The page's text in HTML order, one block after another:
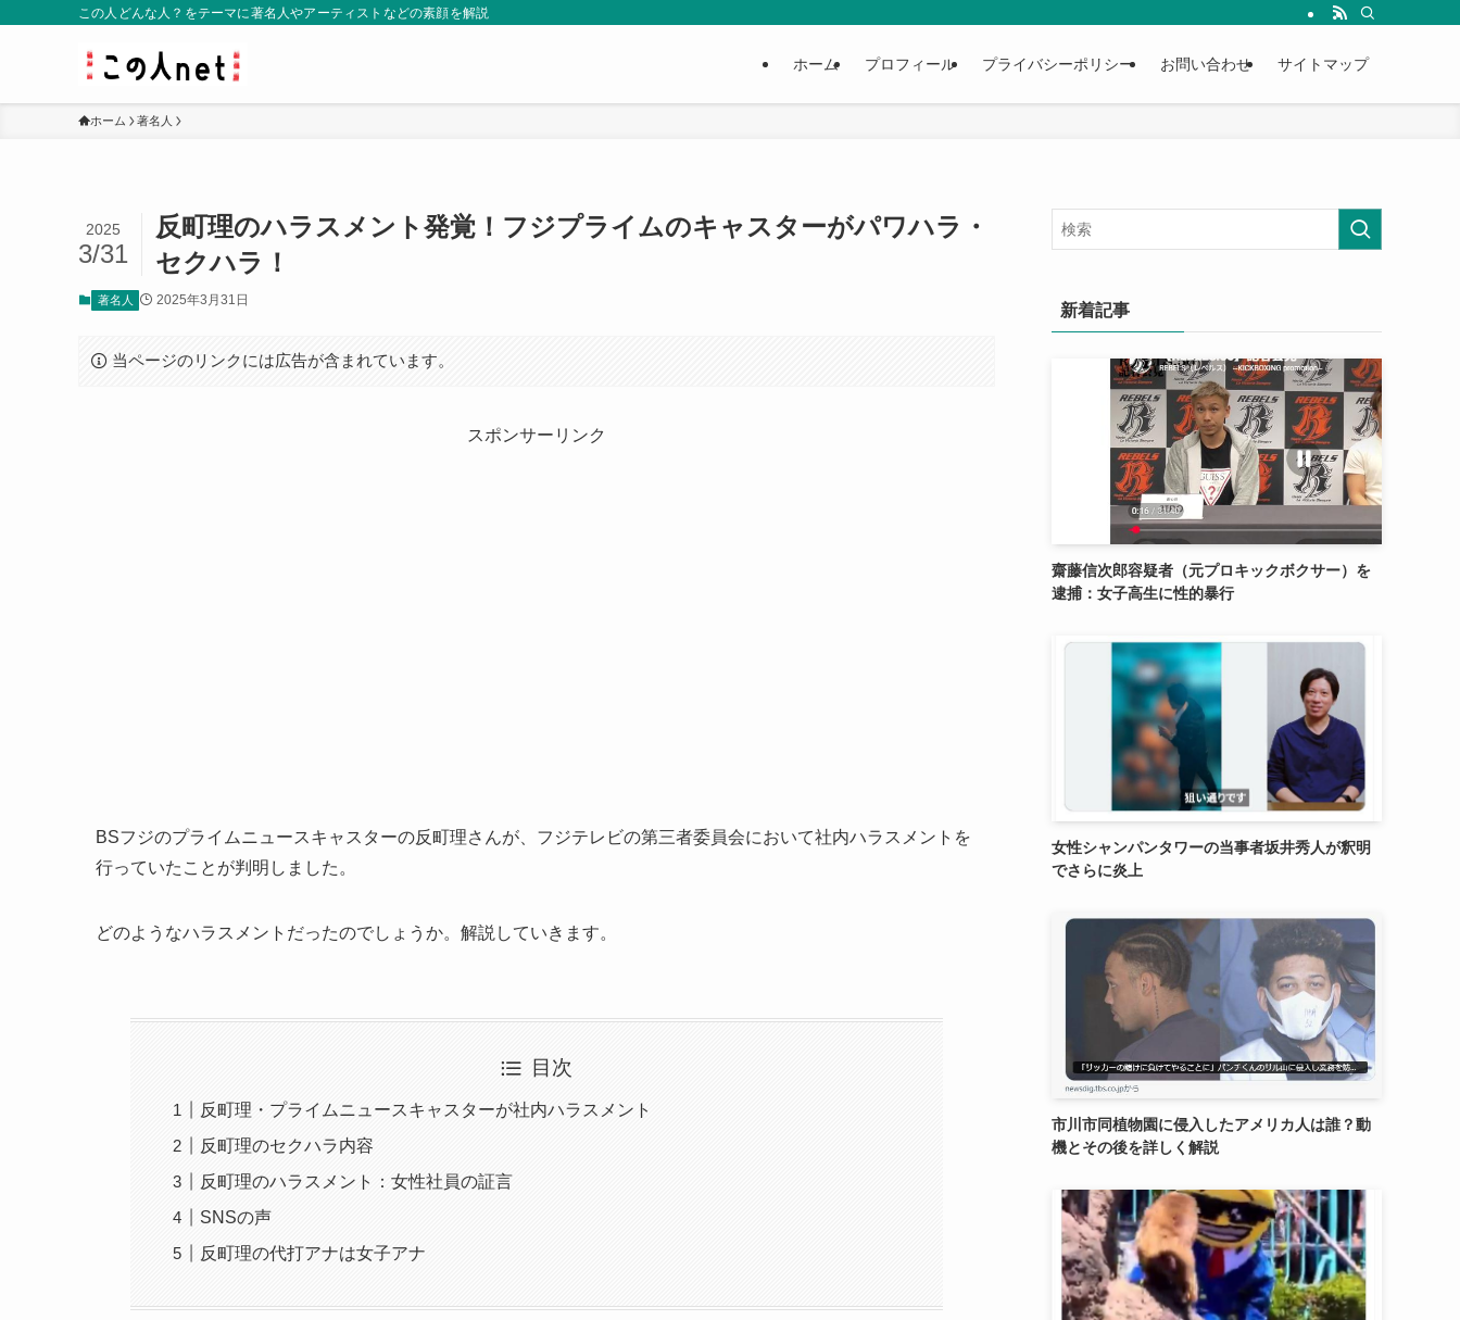
この人どんな人？をテーマに著名人やアーティストなどの素顔を解説
ホーム プロフィール プライバシーポリシー お問い合わせ サイトマップ
ホーム 著名人
反町理のハラスメント発覚！フジプライムのキャスターがパワハラ・
セクハラ！
2025
3/31
著名人 2025年3月31日
当ページのリンクには広告が含まれています。
スポンサーリンク
BSフジのプライムニュースキャスターの反町理さんが、フジテレビの第三者委員会において社内ハラスメントを
行っていたことが判明しました。
どのようなハラスメントだったのでしょうか。解説していきます。
目次
反町理・プライムニュースキャスターが社内ハラスメント
反町理のセクハラ内容
反町理のハラスメント：女性社員の証言
SNSの声
反町理の代打アナは女子アナ
新着記事
齋藤信次郎容疑者（元プロキックボクサー）を
逮捕：女子高生に性的暴行
女性シャンパンタワーの当事者坂井秀人が釈明
でさらに炎上
市川市同植物園に侵入したアメリカ人は誰？動
機とその後を詳しく解説